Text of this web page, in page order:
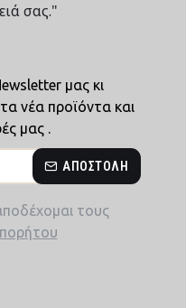
σας."
μας κι
νέα προϊόντα και
μας .
ΑΠΟΣΤΟΛΉ
τους